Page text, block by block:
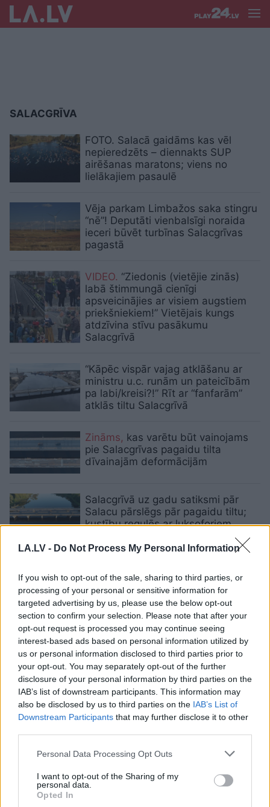
LA.LV - Do Not Process My Personal Information
If you wish to opt-out of the sale, sharing to third parties, or
processing of your personal or sensitive information for
targeted advertising by us, please use the below opt-out
section to confirm your selection. Please note that after your
opt-out request is processed you may continue seeing
interest-based ads based on personal information utilized by
us or personal information disclosed to third parties prior to
your opt-out. You may separately opt-out of the further
disclosure of your personal information by third parties on the
IAB’s list of downstream participants. This information may
also be disclosed by us to third parties on the IAB’s List of
Downstream Participants that may further disclose it to other
Please note that this website/app uses one or more Google
not limited to your visit or usage behaviour. You may click to
grant or deny consent to Google and its third-party tags to
use your data for below specified purposes in below Google
Personal Data Processing Opt Outs
I want to opt-out of the Sharing of my
personal data.
Opted In
SALACGRĪVA
FOTO. Salacā gaidāms kas vēl
nepieredzēts – diennakts SUP
airēšanas maratons; viens no
lielākajiem pasaulē
Vēja parkam Limbažos saka stingru
“nē”! Deputāti vienbalsīgi noraida
ieceri būvēt turbīnas Salacgrīvas
pagastā
VIDEO. “Ziedonis (vietējie zinās)
labā štimmungā cienīgi
apsveicinājies ar visiem augstiem
priekšniekiem!” Vietējais kungs
atdzīvina stīvu pasākumu
Salacgrīvā
“Kāpēc vispār vajag atklāšanu ar
ministru u.c. runām un pateicībām
pa labi/kreisi?!” Rīt ar “fanfarām”
atklās tiltu Salacgrīvā
Zināms, kas varētu būt vainojams
pie Salacgrīvas pagaidu tilta
dīvainajām deformācijām
Salacgrīvā uz gadu satiksmi pār
Salacu pārslēgs pār pagaidu tiltu;
kustību regulēs ar luksoforiem
vairāk… Netālu no Salacgrīvas
novērota vesela lāču ģimene
Briškens:
Jauns tilts Salacgrīvā
jāuzbūvē divu gadu laikā – tur
remonts nav bijis 65 gadus. Igaunija
prasījusi paskaidrojumus
Ieraugietlabo! Skaistums ja nu ne
gluži pasauli izglābs, tad vismaz
neļaus tai pilnīgi sajukt prātā
Vecoļaužu mītnē Salacgrīvā ar
saslimuši visi iemītnieki